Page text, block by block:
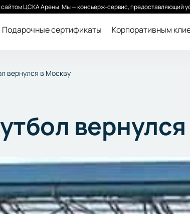
ЦСКА Арены. Мы — консьерж-сервис, предоставляющий
Подарочные сертификаты Корпоративным
вернулся в Москву